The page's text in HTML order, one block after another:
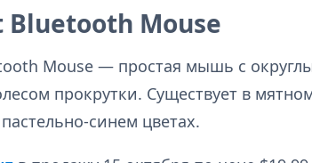
Bluetooth Mouse
Mouse — простая мышь с
прокрутки. Существует в
синем цветах.